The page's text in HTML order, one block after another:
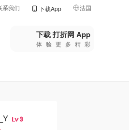
系我们 下载App 法国
🇺🇸美国
🇨🇳中国
下载 打折网 App
体验更多精彩
3